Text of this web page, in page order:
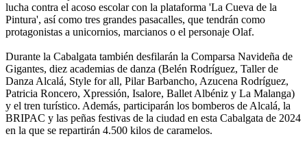
lucha contra el acoso escolar con la plataforma 'La Cueva de la
Pintura', así como tres grandes pasacalles, que tendrán como
protagonistas a unicornios, marcianos o el personaje Olaf.
Durante la Cabalgata también desfilarán la Comparsa Navideña de
Gigantes, diez academias de danza (Belén Rodríguez, Taller de
Danza Alcalá, Style for all, Pilar Barbancho, Azucena Rodríguez,
Patricia Roncero, Xpressión, Isalore, Ballet Albéniz y La Malanga)
y el tren turístico. Además, participarán los bomberos de Alcalá, la
BRIPAC y las peñas festivas de la ciudad en esta Cabalgata de 2024
en la que se repartirán 4.500 kilos de caramelos.